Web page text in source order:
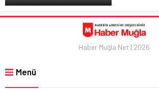
Haber Muğla Net | 2026
Menü